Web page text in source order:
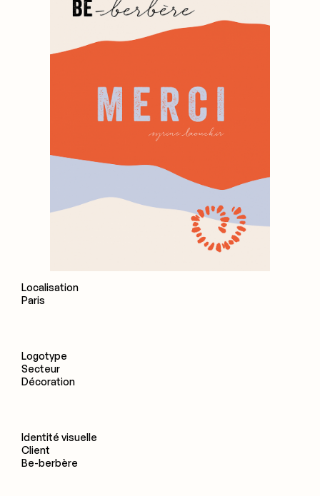
Localisation
Paris
Logotype
Secteur
Décoration
Identité visuelle
Client
Be-berbère